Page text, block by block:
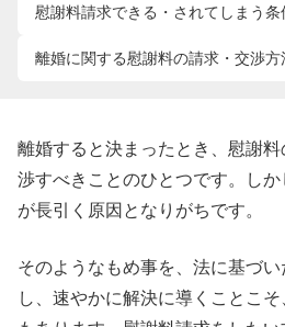
慰謝料請求できる・されてしまう条
離婚に関する慰謝料の請求・交渉方
離婚すると決まったとき、慰謝
渉すべきことのひとつです。し
が長引く原因となりがちです。
そのようなもめ事を、法に基づ
し、速やかに解決に導くことこ